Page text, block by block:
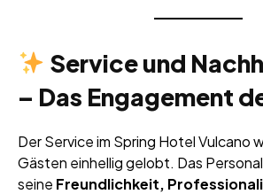
Service und
– Das Engagement
Der Service im Spring Hotel Vulcano
Gästen einhellig gelobt. Das
seine Freundlichkeit,